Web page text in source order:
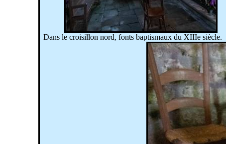
Dans le croisillon nord, fonts baptismaux du XIIIe siècle.